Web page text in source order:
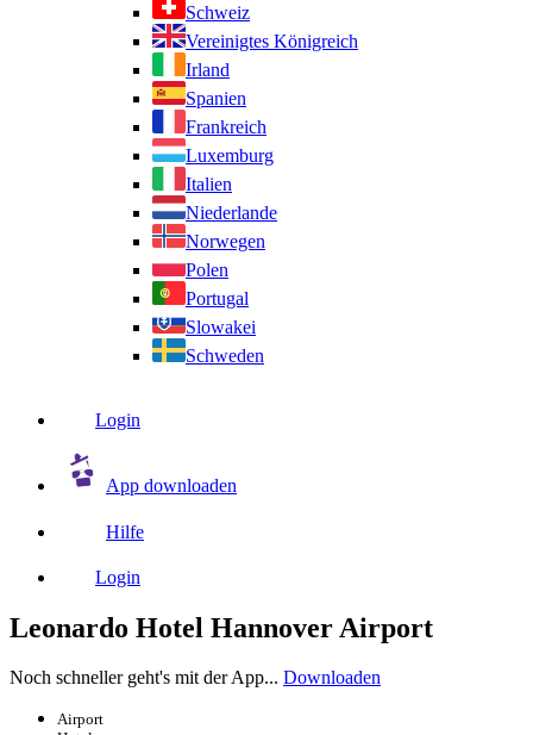
Schweiz
Vereinigtes Königreich
Irland
Spanien
Frankreich
Luxemburg
Italien
Niederlande
Norwegen
Polen
Portugal
Slowakei
Schweden
Login
App downloaden
Hilfe
Login
Leonardo Hotel Hannover Airport
Noch schneller geht's mit der App... Downloaden
Airport